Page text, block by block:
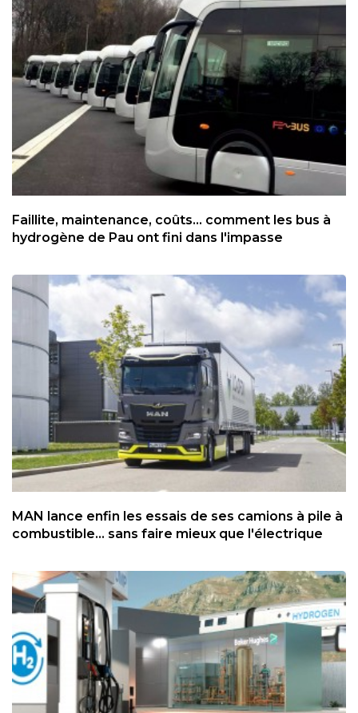
Faillite, maintenance, coûts... comment les bus à
hydrogène de Pau ont fini dans l'impasse
MAN lance enfin les essais de ses camions à pile à
combustible... sans faire mieux que l'électrique